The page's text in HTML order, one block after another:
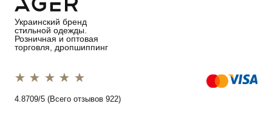
Украинский бренд
стильной одежды.
Розничная и оптовая
торговля, дропшиппинг
1 star
2 stars
3 stars
4 stars
5 stars
4.8709/5 (Всего отзывов 922)